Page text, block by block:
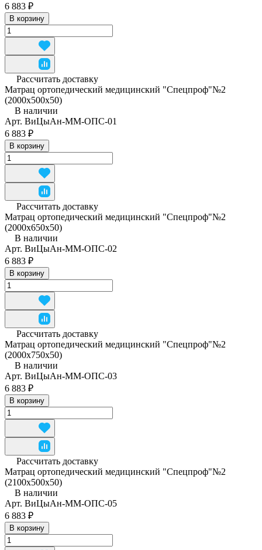
6 883 ₽
В корзину
Рассчитать доставку
Матрац ортопедический медицинский "Спецпроф"№2
(2000х500х50)
В наличии
Арт. ВиЦыАн-ММ-ОПС-01
6 883 ₽
В корзину
Рассчитать доставку
Матрац ортопедический медицинский "Спецпроф"№2
(2000х650х50)
В наличии
Арт. ВиЦыАн-ММ-ОПС-02
6 883 ₽
В корзину
Рассчитать доставку
Матрац ортопедический медицинский "Спецпроф"№2
(2000х750х50)
В наличии
Арт. ВиЦыАн-ММ-ОПС-03
6 883 ₽
В корзину
Рассчитать доставку
Матрац ортопедический медицинский "Спецпроф"№2
(2100х500х50)
В наличии
Арт. ВиЦыАн-ММ-ОПС-05
6 883 ₽
В корзину